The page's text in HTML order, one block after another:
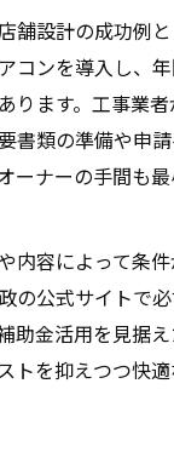
舗設計の成功例
コンを導入し、
ります。工事業
書類の準備や申
ーナーの手間も
内容によって条
の公式サイトで
助金活用を見据
トを抑えつつ快